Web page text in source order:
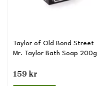
Taylor of Old Bond Street
Mr. Taylor Bath Soap 200g
159 kr